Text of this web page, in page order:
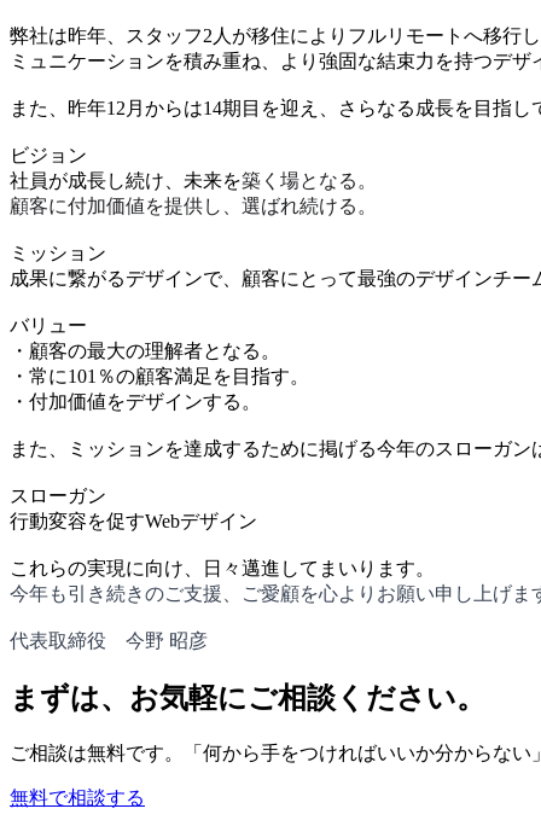
弊社は昨年、スタッフ2人が移住によりフルリモートへ移行
ミュニケーションを積み重ね、より強固な結束力を持つデ
また、昨年12月からは14期目を迎え、さらなる成長を目指
ビジョン
社員が成長し続け、未来を築く場となる。
顧客に付加価値を提供し、選ばれ続ける。
ミッション
成果に繋がるデザインで、顧客にとって最強のデザインチー
バリュー
・顧客の最大の理解者となる。
・常に101％の顧客満足を目指す。
・付加価値をデザインする。
また、ミッションを達成するために掲げる今年のスローガン
スローガン
行動変容を促すWebデザイン
これらの実現に向け、日々邁進してまいります。
今年も引き続きのご支援、ご愛顧を心よりお願い申し上げま
代表取締役 今野 昭彦
まずは、お気軽にご相談ください。
ご相談は無料です。「何から手をつければいいか分からな
無料で相談する